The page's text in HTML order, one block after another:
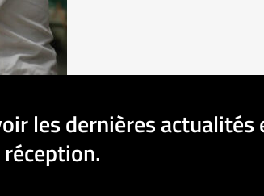
les dernières actualités